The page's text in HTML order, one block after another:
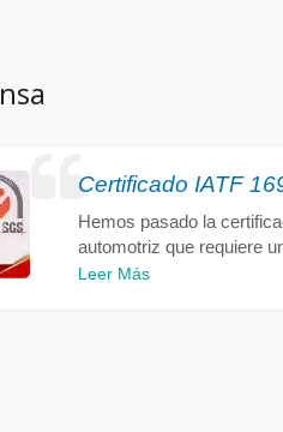
Certificado IATF
Hemos pasado la
automotriz que requiere
Leer Más